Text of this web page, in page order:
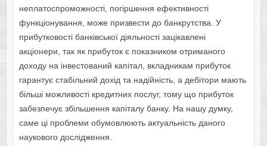
неплатоспроможності, погіршення ефективності
функціонування, може призвести до банкрутства. У
прибутковості банківської діяльності зацікавлені
акціонери, так як прибуток є показником отриманого
доходу на інвестований капітал, вкладникам прибуток
гарантує стабільний дохід та надійність, а дебітори мають
більші можливості кредитних послуг, тому що прибуток
забезпечує збільшення капіталу банку. На нашу думку,
саме ці проблеми обумовлюють актуальність даного
наукового дослідження.